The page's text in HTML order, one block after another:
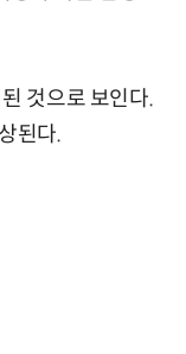
것으로 보인다.
된다.